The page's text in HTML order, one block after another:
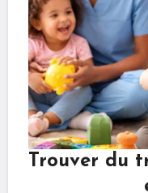
Trouver du